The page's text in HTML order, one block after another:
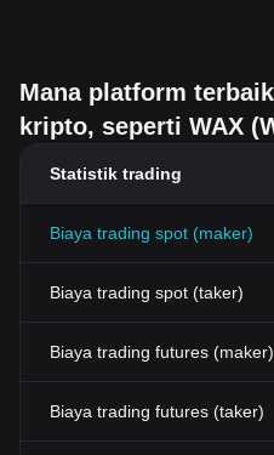
Mana platform
kripto, seperti WAX
Statistik trading
Biaya trading spot (maker)
Biaya trading spot (taker)
Biaya trading futures (maker)
Biaya trading futures (taker)